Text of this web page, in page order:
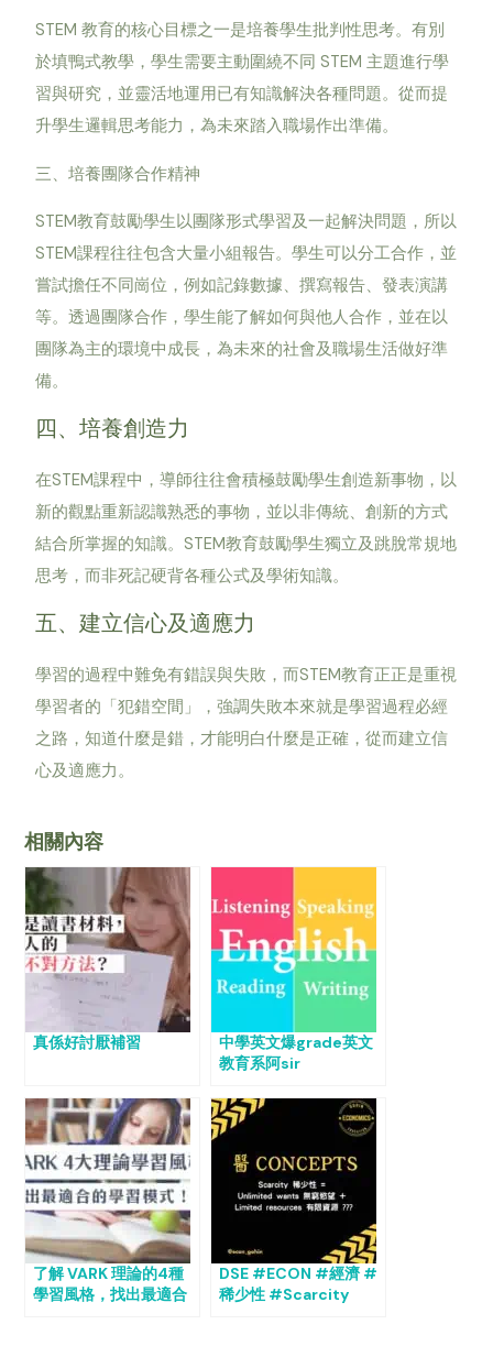
STEM 教育的核心目標之一是培養學生批判性思考。有別
於填鴨式教學，學生需要主動圍繞不同 STEM 主題進行學
習與研究，並靈活地運用已有知識解決各種問題。從而提
升學生邏輯思考能力，為未來踏入職場作出準備。
三、培養團隊合作精神
STEM教育鼓勵學生以團隊形式學習及一起解決問題，所以
STEM課程往往包含大量小組報告。學生可以分工合作，並
嘗試擔任不同崗位，例如記錄數據、撰寫報告、發表演講
等。透過團隊合作，學生能了解如何與他人合作，並在以
團隊為主的環境中成長，為未來的社會及職場生活做好準
備。
四、培養創造力
在STEM課程中，導師往往會積極鼓勵學生創造新事物，以
新的觀點重新認識熟悉的事物，並以非傳統、創新的方式
結合所掌握的知識。STEM教育鼓勵學生獨立及跳脫常規地
思考，而非死記硬背各種公式及學術知識。
五、建立信心及適應力
學習的過程中難免有錯誤與失敗，而STEM教育正正是重視
學習者的「犯錯空間」，強調失敗本來就是學習過程必經
之路，知道什麼是錯，才能明白什麼是正確，從而建立信
心及適應力。
相關內容
真係好討厭補習
中學英文爆grade英文
教育系阿sir
了解 VARK 理論的4種
學習風格，找出最適合
DSE #ECON #經濟 #
稀少性 #Scarcity